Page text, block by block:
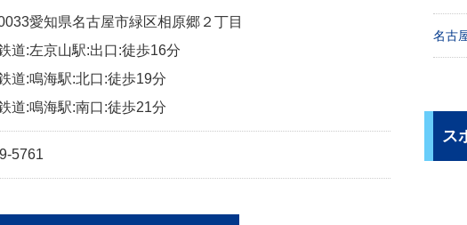
愛知県名古屋市緑区相原郷２丁目
道:左京山駅:出口:徒歩16分
道:鳴海駅:北口:徒歩19分
道:鳴海駅:南口:徒歩21分
5761
名古
ス